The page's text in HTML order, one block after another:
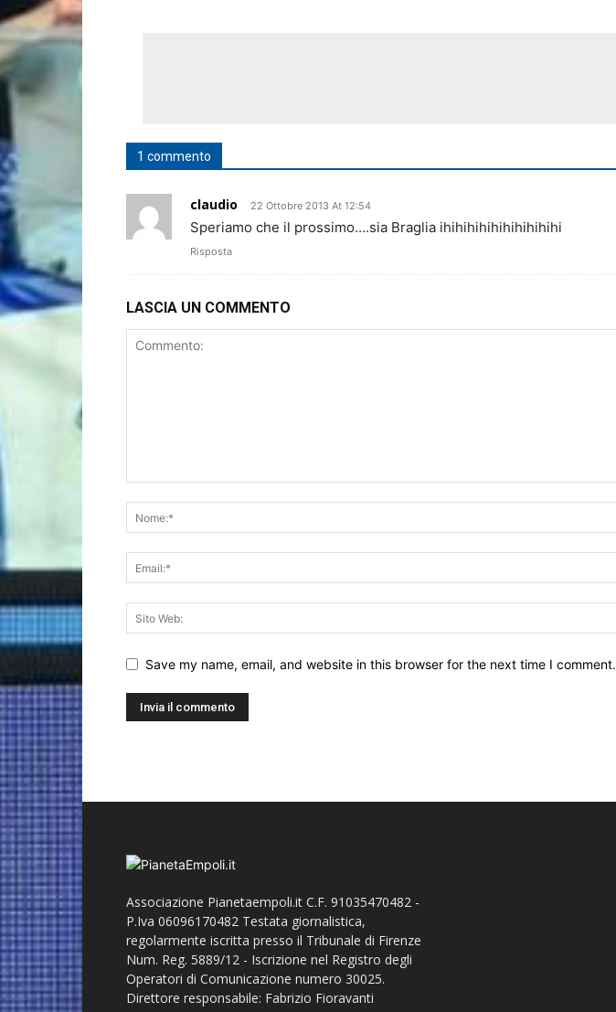
1 commento
claudio 22 Ottobre 2013 At 12:54
Speriamo che il prossimo….sia Braglia ihihihihihihihihihihi
Risposta
LASCIA UN COMMENTO
Save my name, email, and website in this browser for the next time I comment.
Associazione Pianetaempoli.it C.F. 91035470482 -
P.Iva 06096170482 Testata giornalistica,
regolarmente iscritta presso il Tribunale di Firenze
Num. Reg. 5889/12 - Iscrizione nel Registro degli
Operatori di Comunicazione numero 30025.
Direttore responsabile: Fabrizio Fioravanti